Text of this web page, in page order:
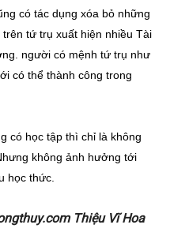
có tác dụng xóa bỏ những
tứ trụ xuất hiện nhiều Tài
người có mệnh tứ trụ như
có thể thành công trong
có học tập thì chỉ là không
không ảnh hưởng tới
học thức.
Thiệu Vĩ Hoa